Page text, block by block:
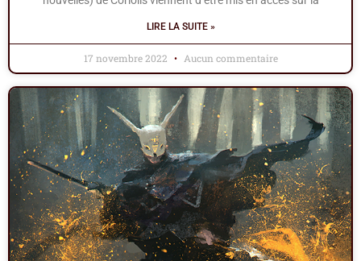
LIRE LA SUITE »
17 novembre 2022 Aucun commentaire